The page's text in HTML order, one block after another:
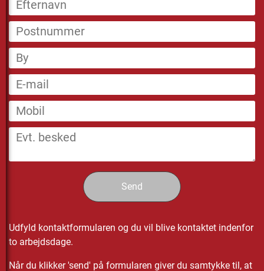
Udfyld kontaktformularen og du vil blive kontaktet indenfor
to arbejdsdage.
Når du klikker 'send' på formularen giver du samtykke til, at